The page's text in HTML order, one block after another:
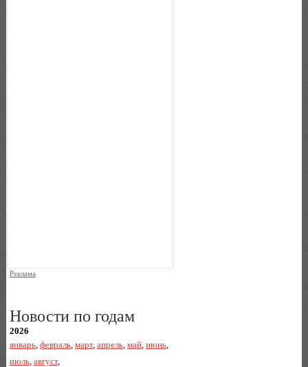
Реклама
Новости по годам
2026
январь, февраль, март, апрель, май, июнь,
июль, август,